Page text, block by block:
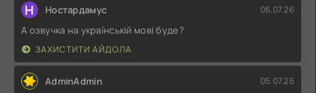
Н Ностардамус 06.07.26
А озвучка на українській мові буде?
ЗАХИСТИТИ АЙДОЛА
AdminAdmin 05.07.26